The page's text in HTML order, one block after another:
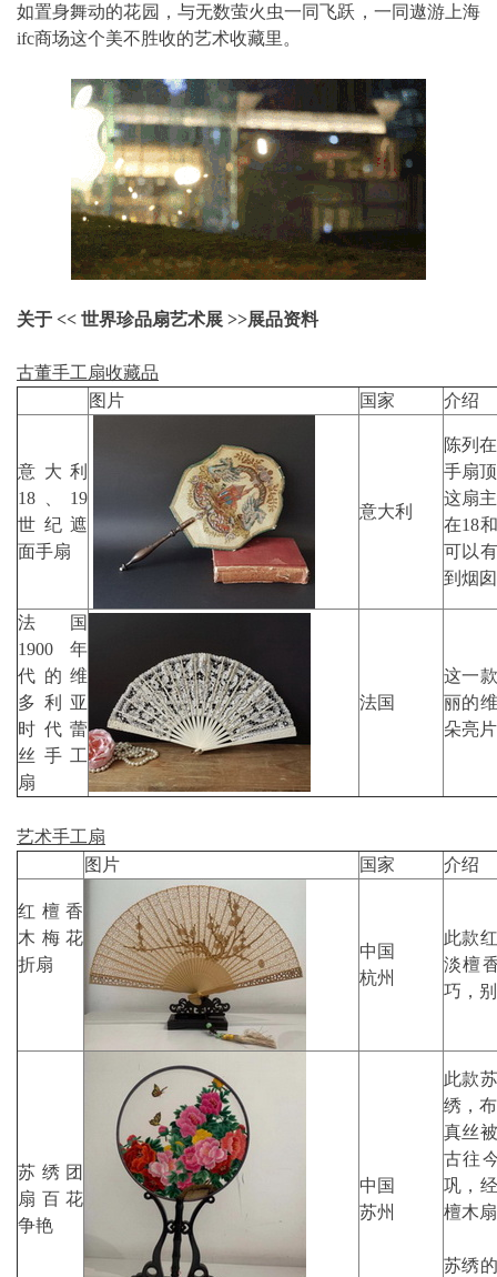
如置身舞动的花园，与无数萤火虫一同飞跃，一同遨游上海
ifc商场这个美不胜收的艺术收藏里。
关于 << 世界珍品扇艺术展 >>展品资料
古董手工扇收藏品
图片
国家 介绍
意大利
18、19
世纪遮
面手扇
意大利
陈列
手扇
这扇
在18
可以
到烟
法国
1900年
代的维
多利亚
时代蕾
丝手工
扇
法国
这一
丽的
朵亮
艺术手工扇
图片
国家 介绍
红檀香
木梅花
折扇
中国
杭州
此款
淡檀
巧，
苏绣团
扇百花
争艳
中国
苏州
此款
绣，
真丝
古往
巩，
檀木
苏绣